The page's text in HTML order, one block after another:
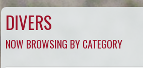
DIVERS
NOW BROWSING BY CATEGORY